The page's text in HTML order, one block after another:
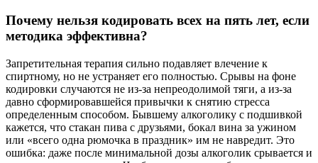
Почему нельзя кодировать всех на пять лет, если
методика эффективна?
Запретительная терапия сильно подавляет влечение к
спиртному, но не устраняет его полностью. Срывы на фоне
кодировки случаются не из-за непреодолимой тяги, а из-за
давно сформировавшейся привычки к снятию стресса
определенным способом. Бывшему алкоголику с подшивкой
кажется, что стакан пива с друзьями, бокал вина за ужином
или «всего одна рюмочка в праздник» им не навредит. Это
ошибка: даже после минимальной дозы алкоголик срывается и